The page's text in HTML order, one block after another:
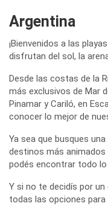
Argentina
¡Bienvenidos a las
disfrutan del sol, la
Desde las costas de la
más exclusivos de Mar
Pinamar y Cariló, en
conocer lo mejor de
Ya sea que busques
destinos más
podés encontrar todo
Y si no te decidís por
todas las opciones